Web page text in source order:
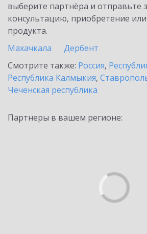
выберите партнёра и отправьте
консультацию, приобретение
продукта.
Махачкала
Дербент
Смотрите также: Россия,
Республика Калмыкия,
Чеченская республика
Партнеры в вашем регионе: